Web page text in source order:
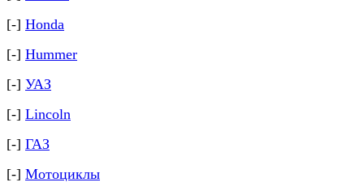
[-] Honda
[-] Hummer
[-] УАЗ
[-] Lincoln
[-] ГАЗ
[-] Мотоциклы